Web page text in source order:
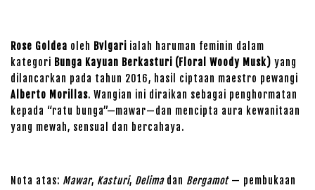
Rose Goldea oleh Bvlgari ialah haruman feminin dalam
kategori Bunga Kayuan Berkasturi (Floral Woody Musk) yang
dilancarkan pada tahun 2016, hasil ciptaan maestro pewangi
Alberto Morillas. Wangian ini diraikan sebagai penghormatan
kepada “ratu bunga”—mawar—dan mencipta aura kewanitaan
yang mewah, sensual dan bercahaya.
Nota atas: Mawar, Kasturi, Delimadan Bergamot— pembukaan